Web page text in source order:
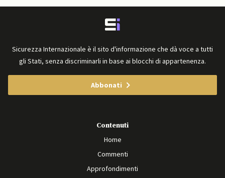
Sicurezza Internazionale è il sito d'informazione che dà voce a tutti
gli Stati, senza discriminarli in base ai blocchi di appartenenza.
Abbonati
Contenuti
Home
Commenti
Approfondimenti